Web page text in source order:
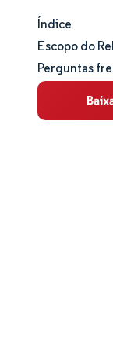
Tamanho
Análise
Índice
Escopo do
Perguntas